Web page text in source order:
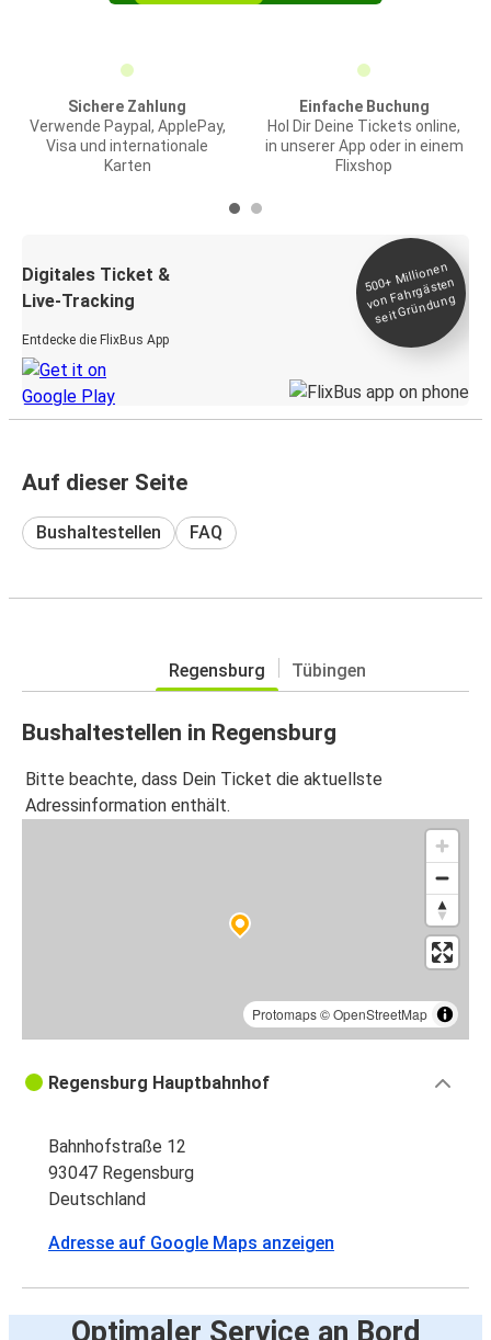
Sichere Zahlung
Verwende Paypal, ApplePay,
Visa und internationale
Karten
Einfache Buchung
Hol Dir Deine Tickets online,
in unserer App oder in einem
Flixshop
Digitales Ticket &
Live-Tracking
Entdecke die FlixBus App
500+
Millionen
von Fahrgästen
seit
Gründung
Auf dieser Seite
Bushaltestellen FAQ
Regensburg Tübingen
Bushaltestellen in Regensburg
Bitte beachte, dass Dein Ticket die aktuellste
Adressinformation enthält.
Protomaps©OpenStreetMap
Regensburg Hauptbahnhof
Bahnhofstraße 12
93047 Regensburg
Deutschland
Adresse auf Google Maps anzeigen
Optimaler Service an Bord